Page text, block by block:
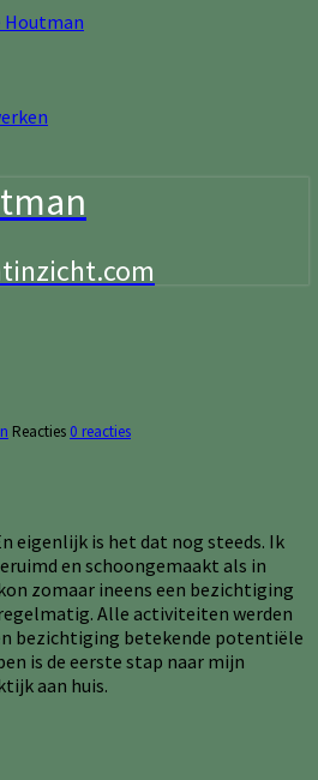
Houtman
Reacties 0 reacties
eigenlijk is het dat nog steeds. Ik
en schoongemaakt als in
zomaar ineens een bezichtiging
Alle activiteiten werden
bezichtiging betekende potentiële
is de eerste stap naar mijn
aan huis.